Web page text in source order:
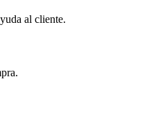
al cliente.